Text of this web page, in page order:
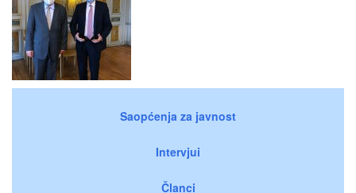
Saopćenja za javnost
Intervjui
Članci